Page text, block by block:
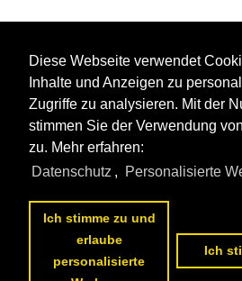
Diese Webseite verwendet
Inhalte und Anzeigen zu
Zugriffe zu analysieren. Mit der
stimmen Sie der Verwendung
zu. Mehr erfahren:
Datenschutz , Personalisierte
Ich stimme zu und
erlaube
personalisierte
Ich